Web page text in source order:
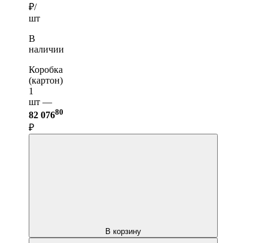
₽/
шт
В
наличии
Коробка
(картон)
1
шт —
82 07680
₽
В корзину